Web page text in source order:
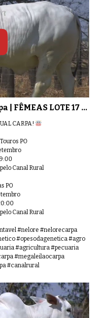
45º Mega Leilão Anual Carpa | FÊMEAS LOTE 17 - 6444
CARPA!
PO
Canal Rural
PO
Canal Rural
#nelore #nelorecarpa
#opesodagenetica #agro
#agricultura #pecuaria
#megaleilaocarpa
#canalrural